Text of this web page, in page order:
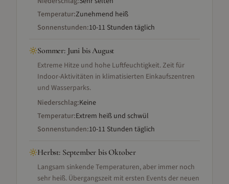
Temperatur:Zunehmend heiß
Sonnenstunden:10-11 Stunden täglich
Sommer: Juni bis August
Extreme Hitze und hohe Luftfeuchtigkeit. Zeit für
Indoor-Aktivitäten in klimatisierten Einkaufszentren
und Wasserparks.
Niederschlag:Keine
Temperatur:Extrem heiß und schwül
Sonnenstunden:10-11 Stunden täglich
Herbst: September bis Oktober
Langsam sinkende Temperaturen, aber immer noch
sehr heiß. Übergangszeit mit ersten Events der neuen